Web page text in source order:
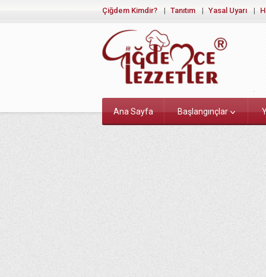
Çiğdem Kimdir? Tanıtım Yasal Uyarı
Ana Sayfa Başlangınçlar